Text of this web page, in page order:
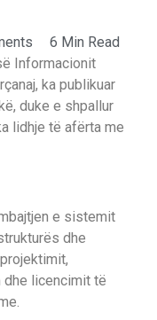
6 Min Read
Informacionit
ka publikuar
duke e shpallur
lidhje të afërta me
e sistemit
dhe
dhe licencimit të